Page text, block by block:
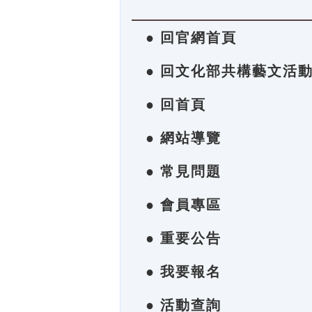
● 回官網首頁
● 回文化部共構藝文活
● 回首頁
● 網站導覽
● 常見問題
● 會員專區
● 重要公告
● 我要報名
● 活動查詢